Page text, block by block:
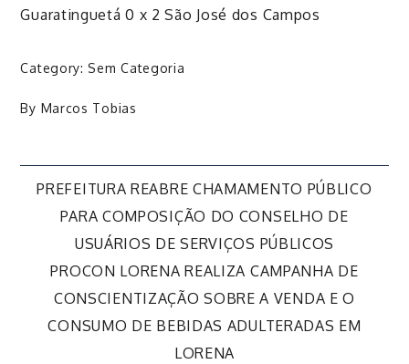
Guaratinguetá 0 x 2 São José dos Campos
Category: Sem Categoria
By Marcos Tobias
Navegação
Post
PREFEITURA REABRE CHAMAMENTO PÚBLICO
PARA COMPOSIÇÃO DO CONSELHO DE
USUÁRIOS DE SERVIÇOS PÚBLICOS
PROCON LORENA REALIZA CAMPANHA DE
CONSCIENTIZAÇÃO SOBRE A VENDA E O
CONSUMO DE BEBIDAS ADULTERADAS EM
LORENA